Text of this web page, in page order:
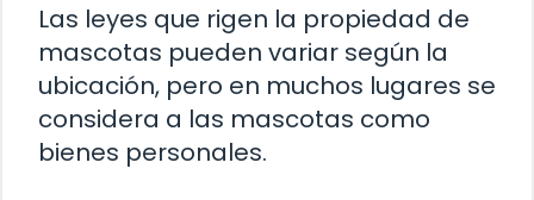
Las leyes que rigen la propiedad de
mascotas pueden variar según la
ubicación, pero en muchos lugares se
considera a las mascotas como
bienes personales.